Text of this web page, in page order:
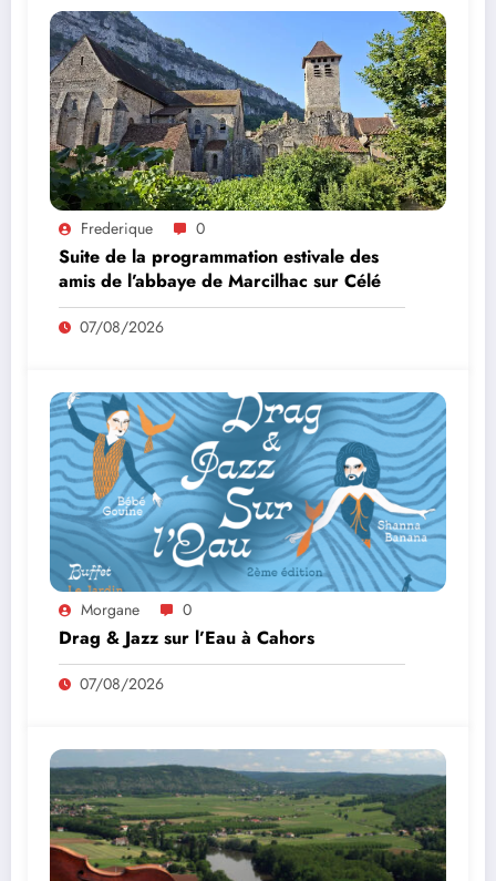
Frederique 0
Suite de la programmation estivale des
amis de l’abbaye de Marcilhac sur Célé
07/08/2026
Morgane 0
Drag & Jazz sur l’Eau à Cahors
07/08/2026